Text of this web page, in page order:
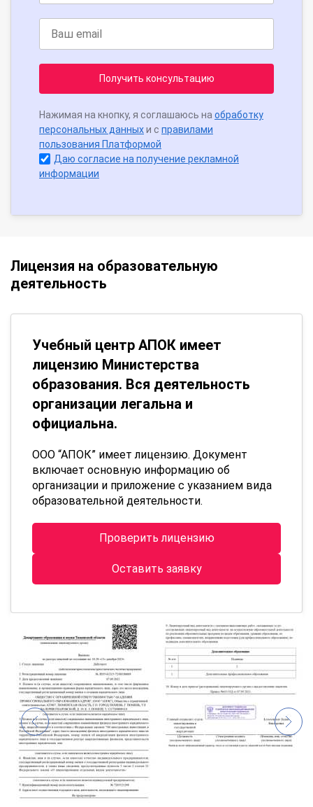
Получить консультацию
Нажимая на кнопку, я соглашаюсь на обработку
персональных данныхи с правилами
пользования Платформой
Даю согласие на получение рекламной
информации
Лицензия на образовательную
деятельность
Учебный центр АПОК имеет
лицензию Министерства
образования. Вся деятельность
организации легальна и
официальна.
ООО “АПОК” имеет лицензию. Документ
включает основную информацию об
организации и приложение с указанием вида
образовательной деятельности.
Проверить лицензию
Оставить заявку